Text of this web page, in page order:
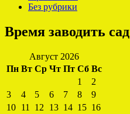
Без рубрики
Время заводить сад
Август 2026
Пн Вт Ср Чт Пт Сб Вс
1
2
3
4 5 6 7 8
9
10 11 12 13 14 15 16